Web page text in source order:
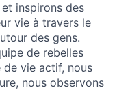
inspirons des
vie à travers le
des gens.
de rebelles
de vie actif, nous
nous observons